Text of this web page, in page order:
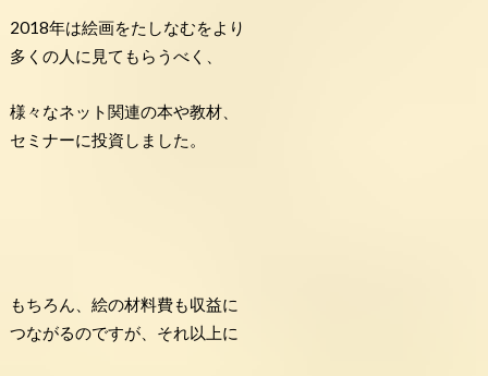
2018年は絵画をたしなむをより
多くの人に見てもらうべく、
様々なネット関連の本や教材、
セミナーに投資しました。
もちろん、絵の材料費も収益に
つながるのですが、それ以上に